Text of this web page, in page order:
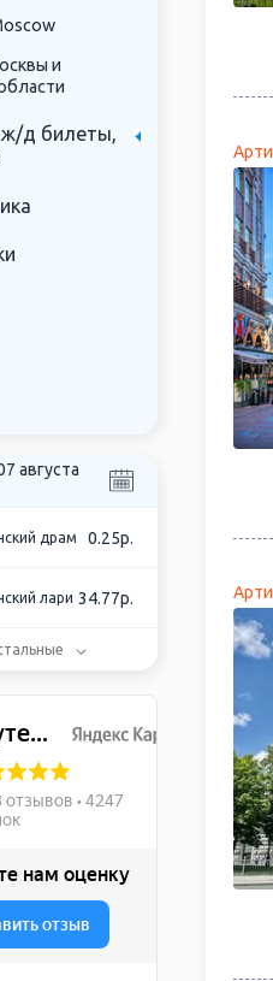
и
д билеты,
августа
драм 0.25р.
лари 34.77р.
США 85.48р.
рупия